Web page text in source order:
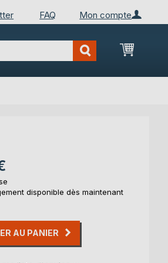
Mon compte
FAQ
Mon
disponible dès maintenant
AU PANIER